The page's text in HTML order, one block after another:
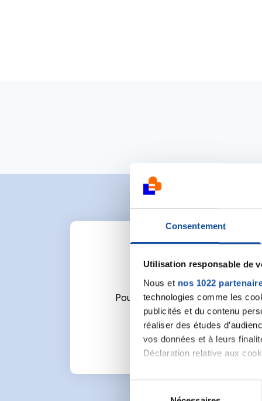
Consentement
Utilisation responsable de
Nous et nos 1022
technologies comme les
publicités et du contenu
réaliser des études
vos données et à leurs
Déclaration relative aux
Si vous le permettez, nous
Collecter des
Pour écrire un commentaire ou